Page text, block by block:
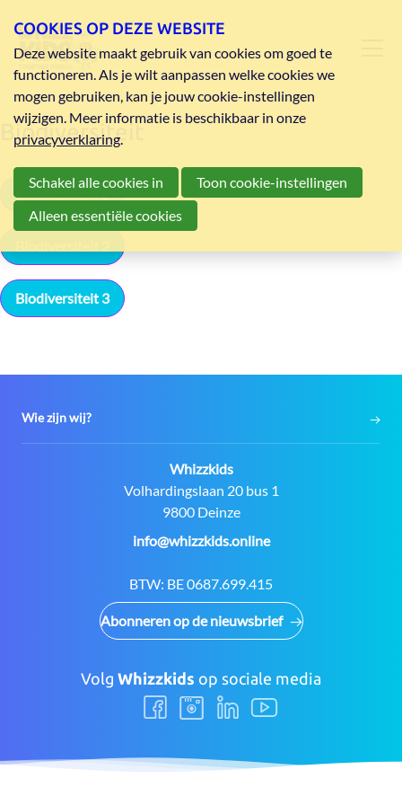
Biodiversiteit
biodiversiteit 1
Biodiversiteit 3
Wie zijn wij?
Contact:
Whizzkids
Adres:
Volhardingslaan 20 bus 1
9800 Deinze
E-
info@whizzkids.online
BTW: BE 0687.699.415
Abonneren op de nieuwsbrief
Volg Whizzkids op sociale media
Volg
ons
Volg
ons
Volg
ons
Volg
ons
COOKIES OP DEZE WEBSITE
Deze website maakt gebruik van cookies om goed te
functioneren. Als je wilt aanpassen welke cookies we
mogen gebruiken, kan je jouw cookie-instellingen
wijzigen. Meer informatie is beschikbaar in onze
privacyverklaring.
Schakel alle cookies in
Toon cookie-instellingen
Alleen essentiële cookies